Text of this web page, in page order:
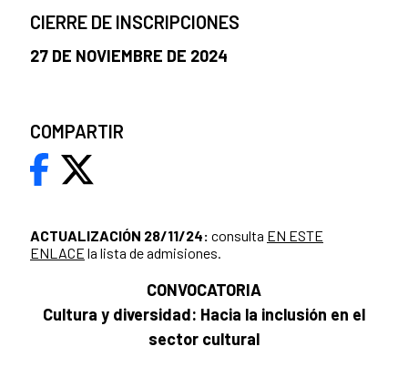
ACTUALIZACIÓN 28/11/24: consulta EN ESTE
ENLACE la lista de admisiones.
CONVOCATORIA
Cultura y diversidad: Hacia la inclusión en el
sector cultural
CIERRE DE INSCRIPCIONES
27 DE NOVIEMBRE DE 2024
COMPARTIR